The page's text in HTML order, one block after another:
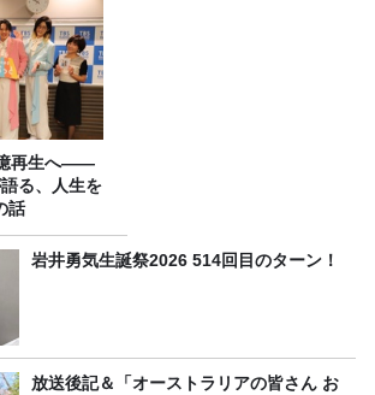
再生へ——
語る、人生を
話
岩井勇気生誕祭2026 514回目のターン！
放送後記＆「オーストラリアの皆さん お